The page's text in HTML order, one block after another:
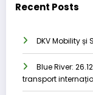
Recent Posts
DKV Mobility
Blue River:
transport